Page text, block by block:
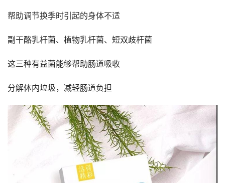
帮助调节换季时引起的身体不适
副干酪乳杆菌、植物乳杆菌、短双歧杆菌
这三种有益菌能够帮助肠道吸收
分解体内垃圾，减轻肠道负担